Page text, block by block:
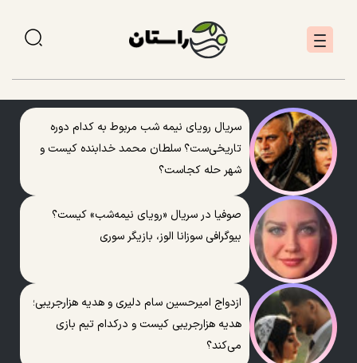
سریال رویای نیمه شب مربوط به کدام دوره
تاریخی‌ست؟ سلطان محمد خدابنده کیست و
شهر حله کجاست؟
صوفیا در سریال «رویای نیمه‌شب» کیست؟
بیوگرافی سوزانا الوز، بازیگر سوری
ازدواج امیرحسین سام دلیری و هدیه هزارجریبی؛
هدیه هزارجریبی کیست و درکدام تیم بازی
می‌کند؟